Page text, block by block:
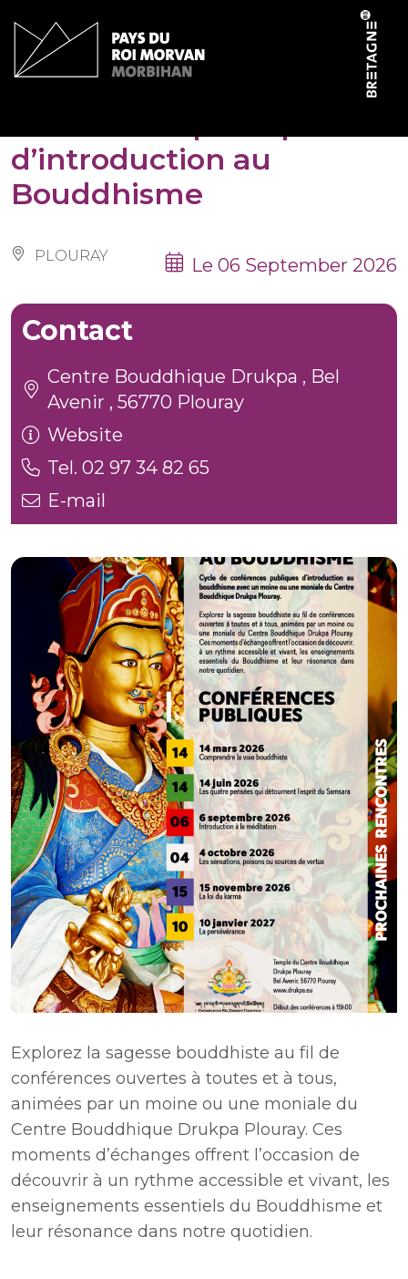
d’introduction au
Bouddhisme
PLOURAY Le 06 September 2026
Explorez la sagesse bouddhiste au fil de
conférences ouvertes à toutes et à tous,
animées par un moine ou une moniale du
Centre Bouddhique Drukpa Plouray. Ces
moments d’échanges offrent l’occasion de
découvrir à un rythme accessible et vivant, les
enseignements essentiels du Bouddhisme et
leur résonance dans notre quotidien.
Contact
Centre Bouddhique Drukpa , Bel
Avenir , 56770 Plouray
Website
Tel. 02 97 34 82 65
E-mail